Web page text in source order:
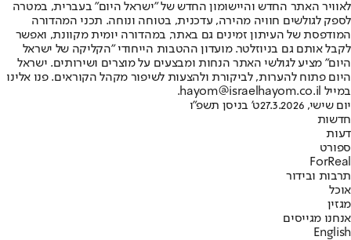
לאוויר האתר החדש והיישומון החדש של "ישראל היום" בעברית, במטרה
לספק לגולשים חוויה מהירה, עדכנית, בטוחה ונוחה. תכני המהדורה
המודפסת של העיתון זמינים גם באתר, במהדורה יומית מקוונת, ואפשר
לקבל אותם גם בניוזלטר. מועדון ההטבות הייחודי "הקליקה של ישראל
היום" מציע לגולשי האתר הנחות ומבצעים על מוצרים ושירותים. ישראל
היום פתוח להערות, לביקורת ולהצעות לשיפור מקהל הקוראים. פנו אלינו
במייל hayom@israelhayom.co.il.
יום שישי, 27.3.2026
ט' בניסן תשפ"ו
חדשות
דעות
ספורט
ForReal
תרבות ובידור
אוכל
מגזין
אנחנו מגייסים
English